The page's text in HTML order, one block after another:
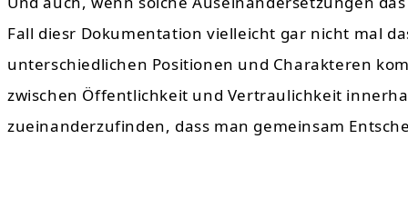
Fall diesr Dokumentation vielleicht gar nicht mal
unterschiedlichen Positionen und Charakteren
zwischen Öffentlichkeit und Vertraulichkeit
zueinanderzufinden, dass man gemeinsam